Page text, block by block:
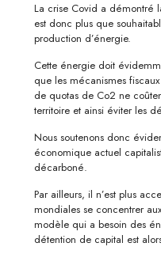
La crise Covid a démontré
est donc plus que
production d’énergie.
Cette énergie doit
que les mécanismes
de quotas de Co2 ne
territoire et ainsi éviter les
Nous soutenons donc
économique actuel
décarboné.
Par ailleurs, il n’est plus
mondiales se concentrer
modèle qui a besoin des
détention de capital est